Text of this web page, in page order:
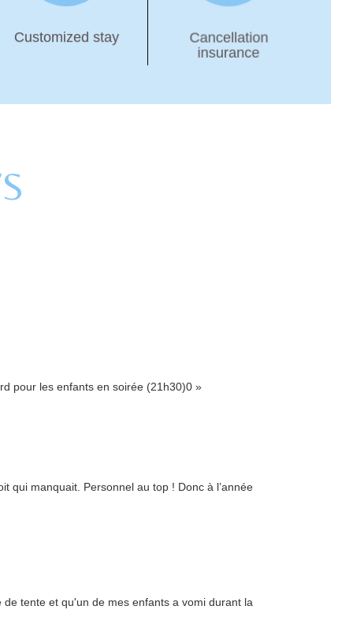
Customized stay
Cancellation
insurance
pour les enfants en soirée (21h30)0 »
qui manquait. Personnel au top ! Donc à l’année
tente et qu'un de mes enfants a vomi durant la